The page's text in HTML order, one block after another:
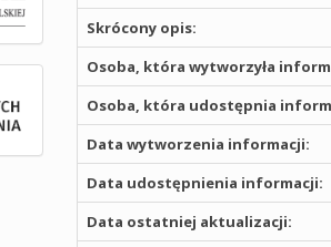
Skrócony opis:
Osoba, która wytworzyła
Osoba, która udostępnia
Data wytworzenia informacji:
Data udostępnienia informacji:
Data ostatniej aktualizacji: